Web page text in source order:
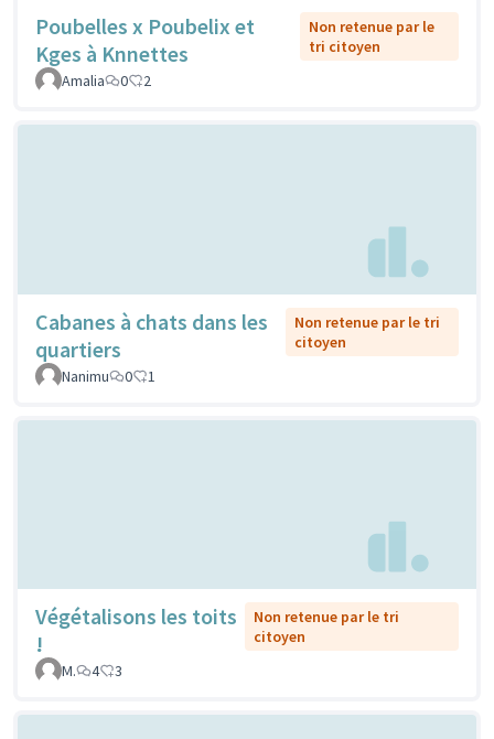
Poubelles x Poubelix et
Kges à Knnettes
Non retenue par le
tri citoyen
Amalia
0 2
Cabanes à chats dans les
quartiers
Non retenue par le tri
citoyen
Nanimu
0 1
Végétalisons les toits
!
Non retenue par le tri
citoyen
M.
4 3